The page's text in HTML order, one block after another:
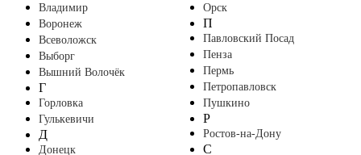
Владимир
Воронеж
Всеволожск
Выборг
Вышний Волочёк
Г
Горловка
Гулькевичи
Д
Донецк
Орск
П
Павловский Посад
Пенза
Пермь
Петропавловск
Пушкино
Р
Ростов-на-Дону
С